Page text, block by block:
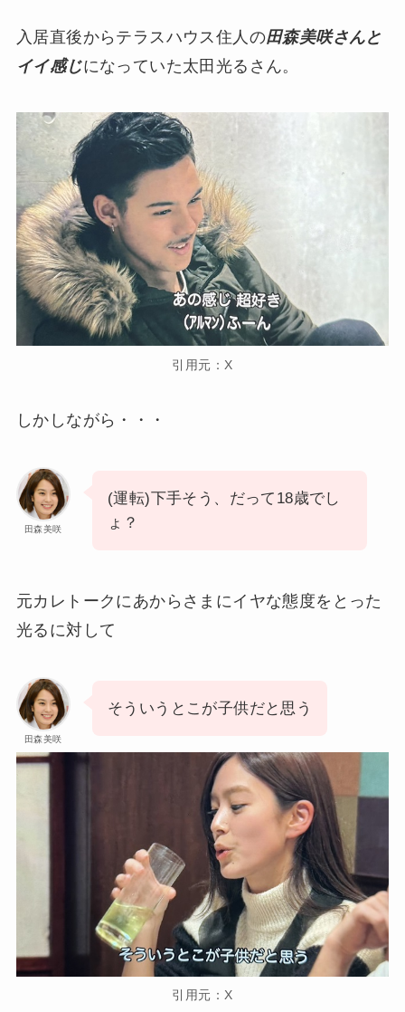
入居直後からテラスハウス住人の田森美咲さんと
イイ感じになっていた太田光るさん。
引用元：X
しかしながら・・・
田森美咲
(運転)下手そう、だって18歳でし
ょ？
元カレトークにあからさまにイヤな態度をとった
光るに対して
田森美咲
そういうとこが子供だと思う
引用元：X